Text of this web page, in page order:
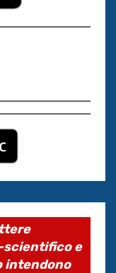
scientifico e
intendono